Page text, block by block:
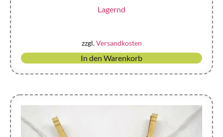
Lagernd
zzgl.Versandkosten
In den Warenkorb